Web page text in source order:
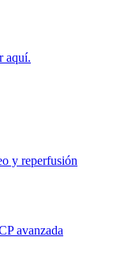
aquí.
y reperfusión
avanzada